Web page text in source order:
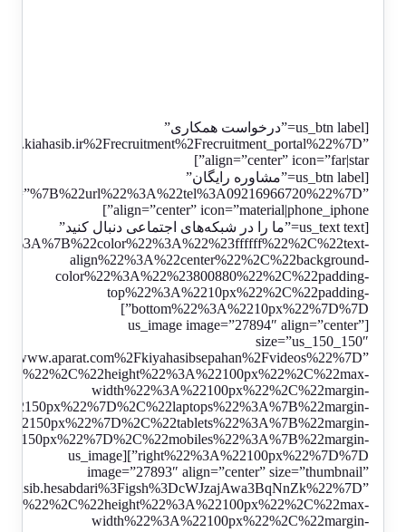
[us_btn label=”درخواست همکاری”
align=”center” icon=”far|star”]
[us_btn label=”مشاوره رایگان”
align=”center” icon=”material|phone_iphone”]
[us_text text=”ما را در شبکه‌های اجتماعی دنبال کنید”
align%22%3A%22center%22%2C%22background-
color%22%3A%22%23800880%22%2C%22padding-
top%22%3A%2210px%22%2C%22padding-
bottom%22%3A%2210px%22%7D%7D”]
[us_image image=”27894″ align=”center”
size=”us_150_150″
width%22%3A%22100px%22%2C%22margin-
right%22%3A%22100px%22%7D%7D”][us_image
image=”27893″ align=”center” size=”thumbnail”
width%22%3A%22100px%22%2C%22margin-